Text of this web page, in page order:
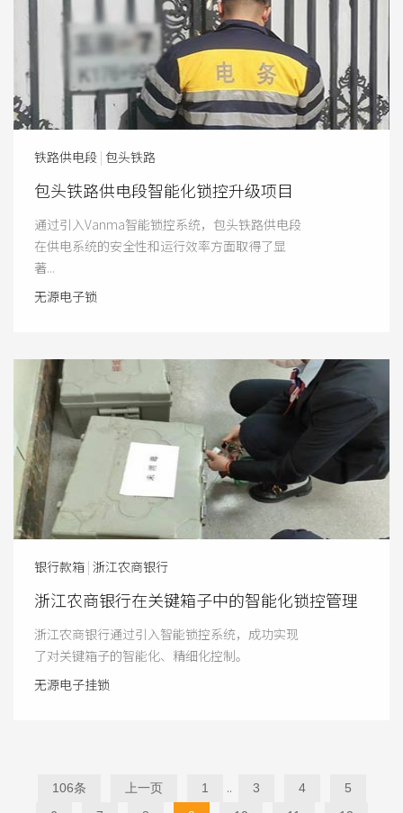
铁路供电段 | 包头铁路
包头铁路供电段智能化锁控升级项目
通过引入Vanma智能锁控系统，包头铁路供电段
在供电系统的安全性和运行效率方面取得了显
著...
无源电子锁
银行款箱 | 浙江农商银行
浙江农商银行在关键箱子中的智能化锁控管理
浙江农商银行通过引入智能锁控系统，成功实现
了对关键箱子的智能化、精细化控制。
无源电子挂锁
106条 上一页 1 .. 3 4
5